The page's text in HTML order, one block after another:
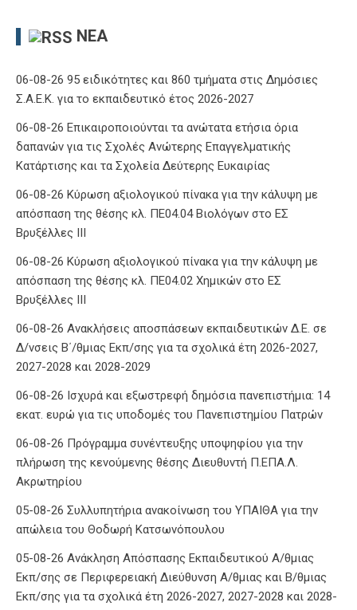
ΝΈΑ
06-08-26 95 ειδικότητες και 860 τμήματα στις Δημόσιες
Σ.Α.Ε.Κ. για το εκπαιδευτικό έτος 2026-2027
06-08-26 Επικαιροποιούνται τα ανώτατα ετήσια όρια
δαπανών για τις Σχολές Ανώτερης Επαγγελματικής
Κατάρτισης και τα Σχολεία Δεύτερης Ευκαιρίας
06-08-26 Κύρωση αξιολογικού πίνακα για την κάλυψη με
απόσπαση της θέσης κλ. ΠΕ04.04 Βιολόγων στο ΕΣ
Βρυξέλλες ΙΙΙ
06-08-26 Κύρωση αξιολογικού πίνακα για την κάλυψη με
απόσπαση της θέσης κλ. ΠΕ04.02 Χημικών στο ΕΣ
Βρυξέλλες ΙΙΙ
06-08-26 Ανακλήσεις αποσπάσεων εκπαιδευτικών Δ.Ε. σε
Δ/νσεις Β΄/θμιας Εκπ/σης για τα σχολικά έτη 2026-2027,
2027-2028 και 2028-2029
06-08-26 Ισχυρά και εξωστρεφή δημόσια πανεπιστήμια: 14
εκατ. ευρώ για τις υποδομές του Πανεπιστημίου Πατρών
06-08-26 Πρόγραμμα συνέντευξης υποψηφίου για την
πλήρωση της κενούμενης θέσης Διευθυντή Π.ΕΠΑ.Λ.
Ακρωτηρίου
05-08-26 Συλλυπητήρια ανακοίνωση του ΥΠΑΙΘΑ για την
απώλεια του Θοδωρή Κατσωνόπουλου
05-08-26 Ανάκληση Απόσπασης Εκπαιδευτικού Α/θμιας
Εκπ/σης σε Περιφερειακή Διεύθυνση Α/θμιας και Β/θμιας
Εκπ/σης για τα σχολικά έτη 2026-2027, 2027-2028 και 2028-